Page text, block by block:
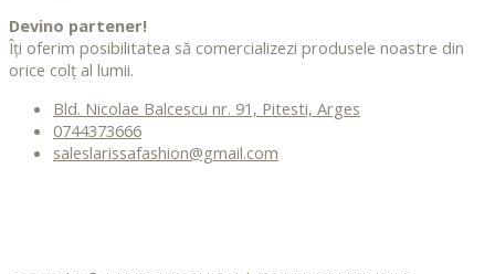
Devino partener!
Îți oferim posibilitatea să comercializezi produsele noastre din
orice colț al lumii.
Bld. Nicolae Balcescu nr. 91, Pitesti, Arges
0744373666
saleslarissafashion@gmail.com